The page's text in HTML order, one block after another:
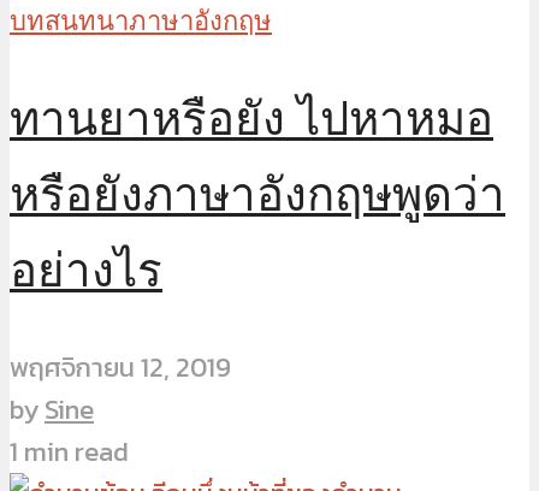
บทสนทนาภาษาอังกฤษ
ทานยาหรือยัง ไปหาหมอ
หรือยังภาษาอังกฤษพูดว่า
อย่างไร
พฤศจิกายน 12, 2019
bySine
1 min read